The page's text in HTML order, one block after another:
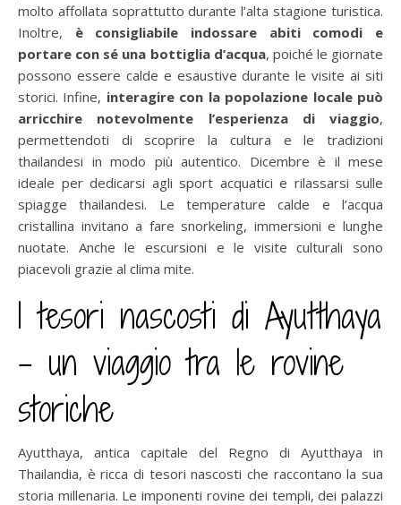
molto affollata soprattutto durante l’alta stagione turistica.
Inoltre, è consigliabile indossare abiti comodi e
portare con sé una bottiglia d’acqua, poiché le giornate
possono essere calde e esaustive durante le visite ai siti
storici. Infine, interagire con la popolazione locale può
arricchire notevolmente l’esperienza di viaggio,
permettendoti di scoprire la cultura e le tradizioni
thailandesi in modo più autentico. Dicembre è il mese
ideale per dedicarsi agli sport acquatici e rilassarsi sulle
spiagge thailandesi. Le temperature calde e l’acqua
cristallina invitano a fare snorkeling, immersioni e lunghe
nuotate. Anche le escursioni e le visite culturali sono
piacevoli grazie al clima mite.
I tesori nascosti di Ayutthaya
– un viaggio tra le rovine
storiche
Ayutthaya, antica capitale del Regno di Ayutthaya in
Thailandia, è ricca di tesori nascosti che raccontano la sua
storia millenaria. Le imponenti rovine dei templi, dei palazzi